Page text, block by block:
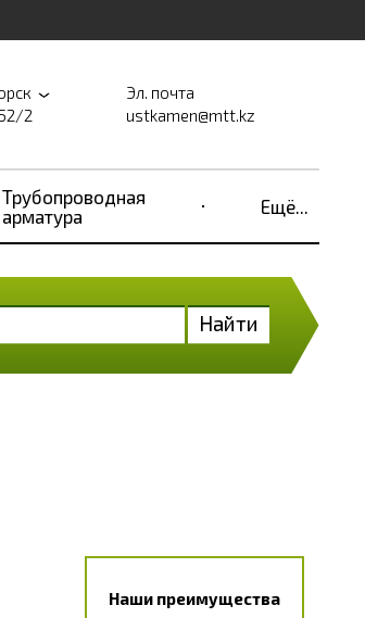
2
Эл. почта
ustkamen@mtt.kz
Трубопроводная
арматура
Ещё...
Найти
Наши преимущества